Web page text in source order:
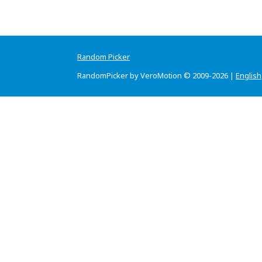
Random Picker
RandomPicker by VeroMotion © 2009-2026 | English